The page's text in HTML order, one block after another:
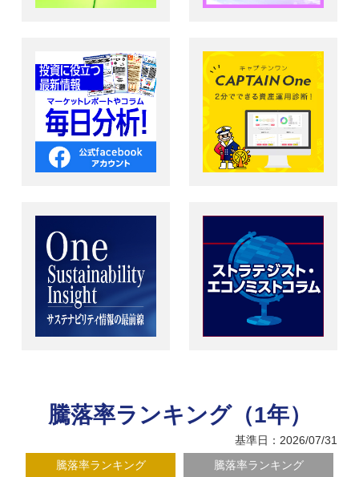
騰落率ランキング（1年）
基準日：2026/07/31
騰落率ランキング
騰落率ランキング